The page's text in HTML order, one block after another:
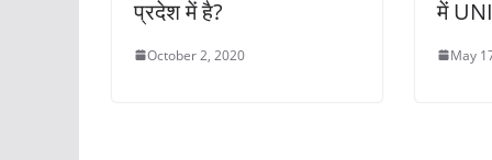
प्रदेश में है?
October 2, 2020
में
May